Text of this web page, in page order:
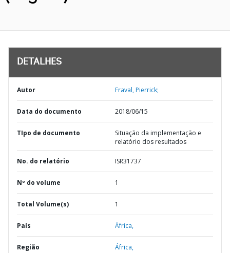
DETALHES
Autor Fraval, Pierrick;
Data do documento 2018/06/15
TIpo de documento
Situação da implementação e
relatório dos resultados
No. do relatório ISR31737
Nº do volume 1
Total Volume(s) 1
País África,
Região África,